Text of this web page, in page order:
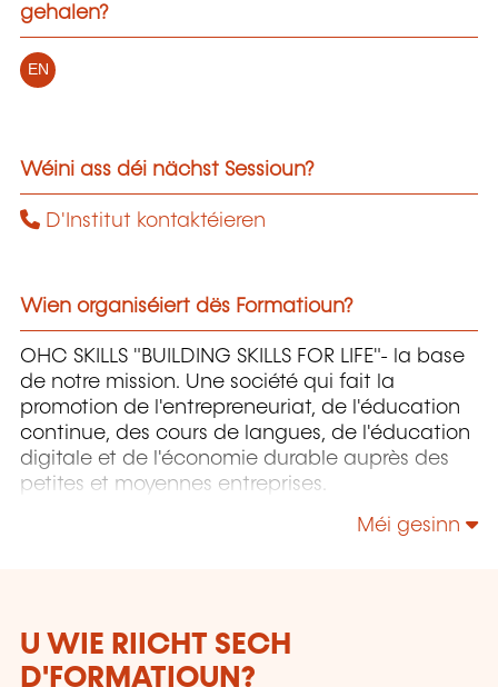
gehalen?
EN
Wéini ass déi nächst Sessioun?
D'Institut kontaktéieren
Wien organiséiert dës Formatioun?
OHC SKILLS "BUILDING SKILLS FOR LIFE"- la base
de notre mission. Une société qui fait la
promotion de l'entrepreneuriat, de l'éducation
continue, des cours de langues, de l'éducation
digitale et de l'économie durable auprès des
petites et moyennes entreprises.
Méi gesinn
U WIE RIICHT SECH
D'FORMATIOUN?